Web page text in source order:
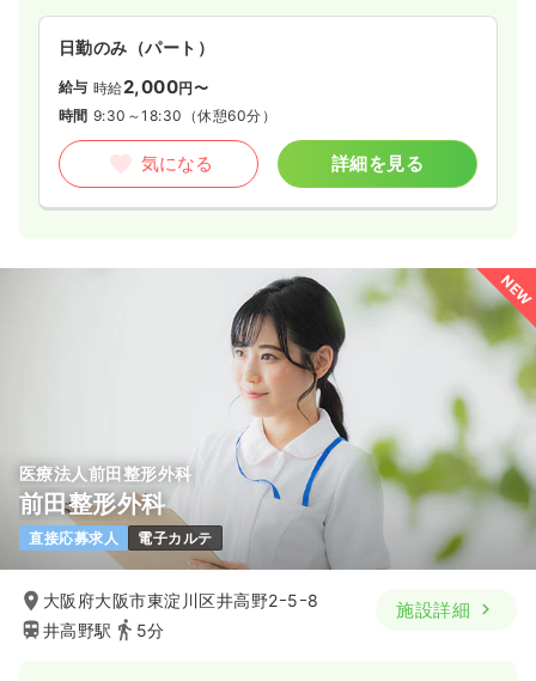
日勤のみ（パート）
給与 時給2,000円〜
時間 9:30～18:30 （休憩60分）
気になる 詳細を見る
NEW
医療法人前田整形外科
前田整形外科
直接応募求人 電子カルテ
大阪府大阪市東淀川区井高野2ｰ5ｰ8
井高野駅
5分
施設詳細